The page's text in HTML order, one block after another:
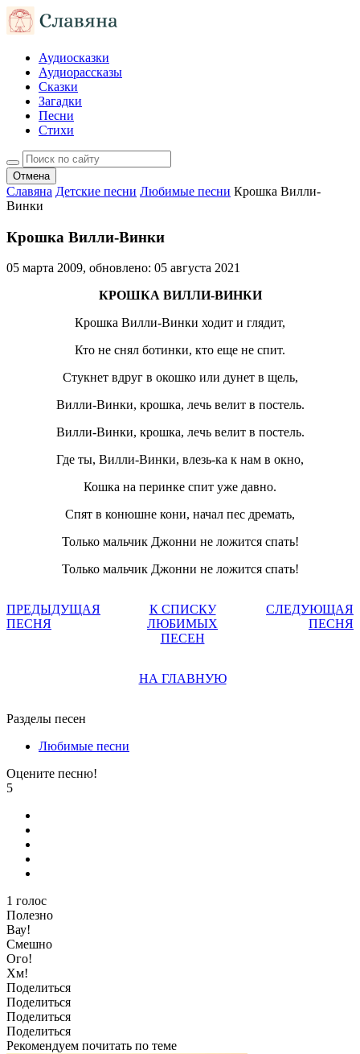
Аудиосказки
Аудиорассказы
Сказки
Загадки
Песни
Стихи
Отмена
Славяна Детские песни Любимые песни Крошка Вилли-
Винки
Крошка Вилли-Винки
05 марта 2009, обновлено: 05 августа 2021
КРОШКА ВИЛЛИ-ВИНКИ
Крошка Вилли-Винки ходит и глядит,
Кто не снял ботинки, кто еще не спит.
Стукнет вдруг в окошко или дунет в щель,
Вилли-Винки, крошка, лечь велит в постель.
Вилли-Винки, крошка, лечь велит в постель.
Где ты, Вилли-Винки, влезь-ка к нам в окно,
Кошка на перинке спит уже давно.
Спят в конюшне кони, начал пес дремать,
Только мальчик Джонни не ложится спать!
Только мальчик Джонни не ложится спать!
ПРЕДЫДУЩАЯ
ПЕСНЯ
К СПИСКУ
ЛЮБИМЫХ
ПЕСЕН
СЛЕДУЮЩАЯ
ПЕСНЯ
НА ГЛАВНУЮ
Разделы песен
Любимые песни
Оцените песню!
5
1 голос
Полезно
Вау!
Смешно
Ого!
Хм!
Поделиться
Поделиться
Поделиться
Поделиться
Рекомендуем почитать по теме